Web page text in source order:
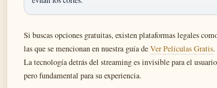
Si buscas opciones gratuitas, existen plataformas legales
las que se mencionan en nuestra guía deVer Películas Gratis.
La tecnología detrás del streaming es invisible para el
pero fundamental para su experiencia.